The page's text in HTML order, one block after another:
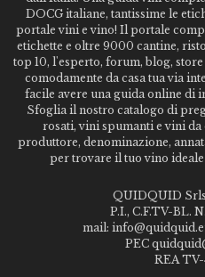
DOCG italiane, tantissime le
portale vini e vino! Il portale
etichette e oltre 9000 cantine,
top 10, l'esperto, forum, blog,
comodamente da casa tua via
facile avere una guida online di
Sfoglia il nostro catalogo di
rosati, vini spumanti e vini
produttore, denominazione,
per trovare il tuo vino
QUIDQUID
P.I., C.F.TV-BL.
mail:
PEC
REA